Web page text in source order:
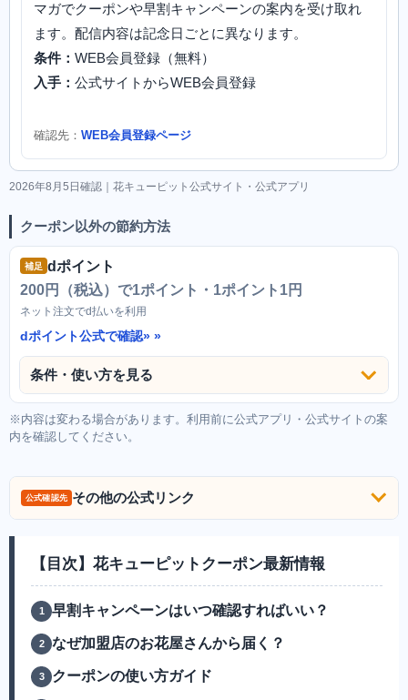
マガでクーポンや早割キャンペーンの案内を受け取れ
ます。配信内容は記念日ごとに異なります。
条件： WEB会員登録（無料）
入手： 公式サイトからWEB会員登録
確認先： WEB会員登録ページ
2026年8月5日確認｜花キューピット公式サイト・公式アプリ
クーポン以外の節約方法
補足 dポイント
200円（税込）で1ポイント・1ポイント1円
ネット注文でd払いを利用
dポイント公式で確認»
条件・使い方を見る
※内容は変わる場合があります。利用前に公式アプリ・公式サイトの案
内を確認してください。
公式確認先 その他の公式リンク
【目次】花キューピットクーポン最新情報
早割キャンペーンはいつ確認すればいい？
なぜ加盟店のお花屋さんから届く？
クーポンの使い方ガイド